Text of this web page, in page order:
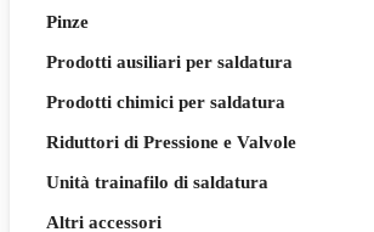
Pinze
Prodotti ausiliari per saldatura
Prodotti chimici per saldatura
Riduttori di Pressione e Valvole
Unità trainafilo di saldatura
Altri accessori